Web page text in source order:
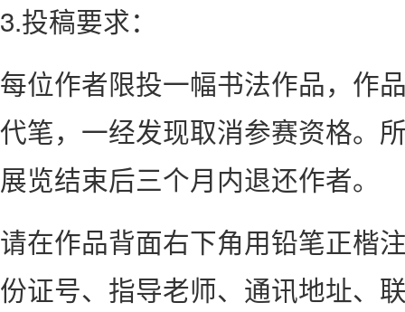
3.投稿要求：
每位作者限投一幅书法作品，作
代笔，一经发现取消参赛资格。
展览结束后三个月内退还作者。
请在作品背面右下角用铅笔正楷
份证号、指导老师、通讯地址、